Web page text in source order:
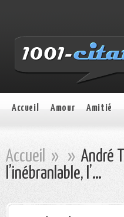
Accueil Amour Amitié
Accueil » » André
l’inébranlable, l’…